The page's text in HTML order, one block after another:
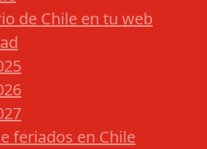
de Chile en tu web
feriados en Chile